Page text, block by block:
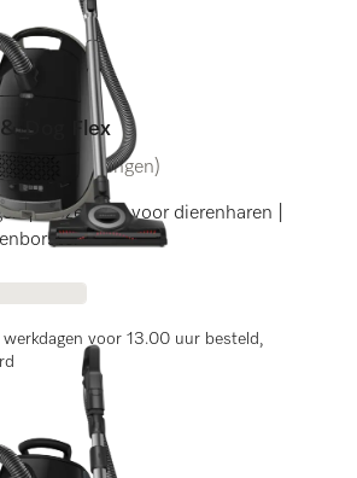
Dog Flex
5
(34 beoordelingen)
| Opzetstuk voor dierenharen |
voor 13.00 uur besteld,